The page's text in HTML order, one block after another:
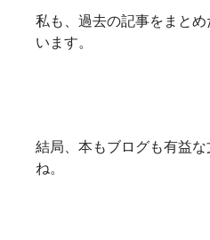
私も、過去の記事をまと
います。
結局、本もブログも有益
ね。